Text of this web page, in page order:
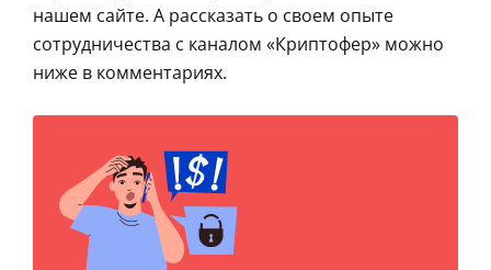
нашем сайте. А рассказать о своем опыте
сотрудничества с каналом «Криптофер» можно
ниже в комментариях.